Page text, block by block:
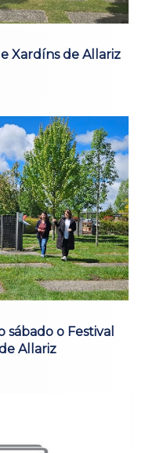
Xardíns de Allariz
o Festival
Allariz